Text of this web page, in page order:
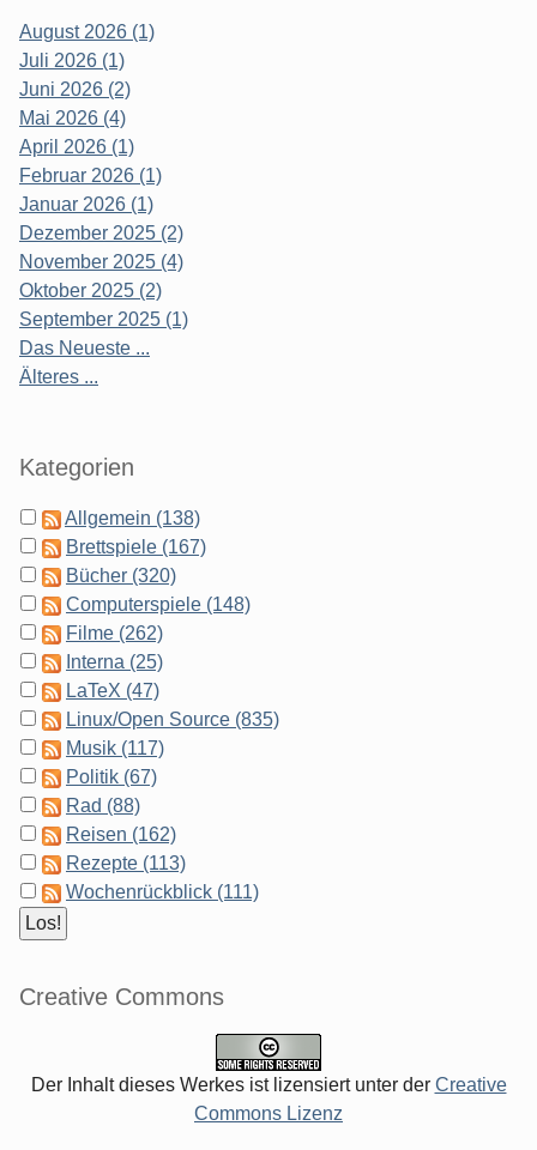
August 2026 (1)
Juli 2026 (1)
Juni 2026 (2)
Mai 2026 (4)
April 2026 (1)
Februar 2026 (1)
Januar 2026 (1)
Dezember 2025 (2)
November 2025 (4)
Oktober 2025 (2)
September 2025 (1)
Das Neueste ...
Älteres ...
Kategorien
Allgemein (138)
Brettspiele (167)
Bücher (320)
Computerspiele (148)
Filme (262)
Interna (25)
LaTeX (47)
Linux/Open Source (835)
Musik (117)
Politik (67)
Rad (88)
Reisen (162)
Rezepte (113)
Wochenrückblick (111)
Creative Commons
Der Inhalt dieses Werkes ist lizensiert unter der Creative
Commons Lizenz